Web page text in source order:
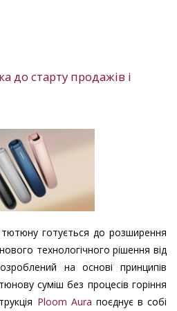
до старту продажів і
тютюну готується до розширення
технологічного рішення від
на основі принципів
суміш без процесів горіння
Ploom Aura поєднує в собі